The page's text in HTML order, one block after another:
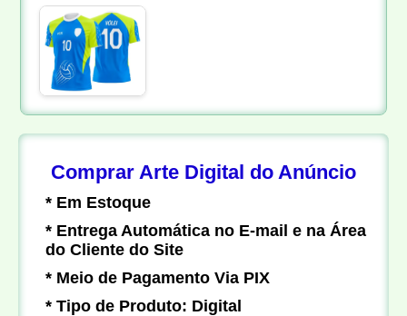
Comprar Arte Digital do Anúncio
* Em Estoque
* Entrega Automática no E-mail e na Área
do Cliente do Site
* Meio de Pagamento Via PIX
* Tipo de Produto: Digital